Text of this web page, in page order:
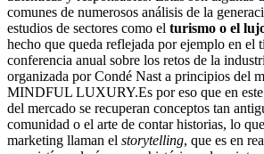
comunes de numerosos análisis de la
estudios de sectores como el turismo o el
hecho que queda reflejada por ejemplo en el
conferencia anual sobre los retos de la
organizada por Condé Nast a principios del
MINDFUL LUXURY.Es por eso que en
del mercado se recuperan conceptos tan
comunidad o el arte de contar historias, lo
marketing llaman el storytelling, que es en